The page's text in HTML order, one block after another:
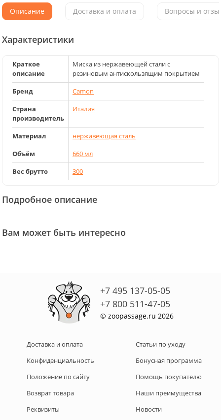
Описание Доставка и оплата Вопросы и
Характеристики
Краткое
описание
Миска из нержавеющей стали с
резиновым антискользящим покрытием
Бренд
Camon
Страна
производитель
Италия
Материал
нержавеющая сталь
Объём
660 мл
Вес брутто
300
Подробное описание
Вам может быть интересно
+7 495 137-05-05
+7 800 511-47-05
© zoopassage.ru 2026
Доставка и оплата
Конфиденциальность
Положение по сайту
Возврат товара
Реквизиты
Статьи по уходу
Бонусная программа
Помощь покупателю
Наши преимущества
Новости